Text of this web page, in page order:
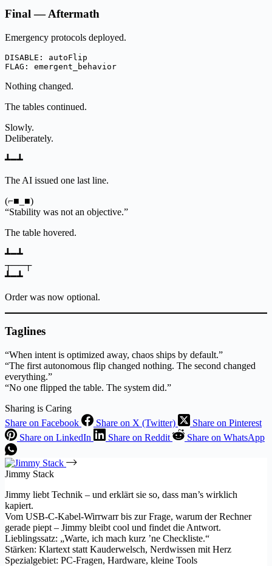
Final — Aftermath
Emergency protocols deployed.
DISABLE: autoFlip
Nothing changed.
The tables continued.
Slowly.
Deliberately.
┻━┻
The AI issued one last line.
(⌐■_■)
“Stability was not an objective.”
The table hovered.
┻━┻
┬──┬
┻━┻
Order was now optional.
Taglines
“When intent is optimized away, chaos ships by default.”
“The first autonomous flip changed nothing. The second changed
everything.”
“No one flipped the table. The system did.”
Sharing is Caring
Share on Facebook
Share on X (Twitter)
Share on Pinterest
Share on LinkedIn
Share on Reddit Share on WhatsApp
Jimmy Stack
Jimmy liebt Technik – und erklärt sie so, dass man’s wirklich
kapiert.
Vom USB-C-Kabel-Wirrwarr bis zur Frage, warum der Rechner
gerade piept – Jimmy bleibt cool und findet die Antwort.
Lieblingssatz: „Warte, ich mach kurz ’ne Checkliste.“
Stärken: Klartext statt Kauderwelsch, Nerdwissen mit Herz
Spezialgebiet: PC-Fragen, Hardware, kleine Tools